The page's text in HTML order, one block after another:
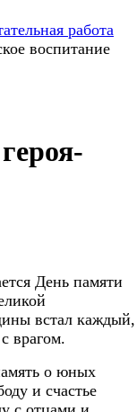
работа
воспитание
День памяти
встал каждый,
врагом.
о юных
и счастье